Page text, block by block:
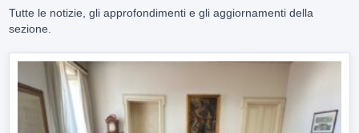
Tutte le notizie, gli approfondimenti e gli aggiornamenti della
sezione.